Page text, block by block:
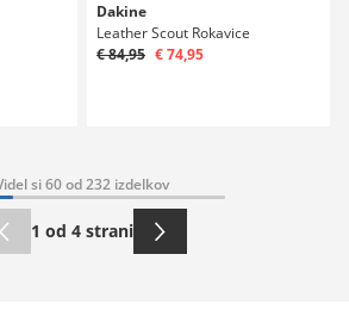
Dakine
Leather Scout Rokavice
€ 84,95 € 74,95
si 60 od 232 izdelkov
1 od 4 strani